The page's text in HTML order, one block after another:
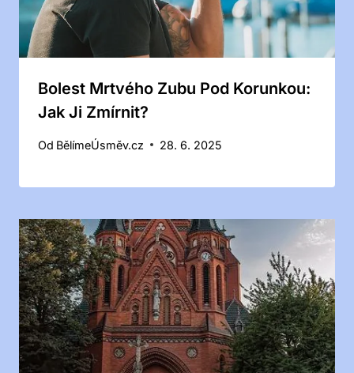
Bolest Mrtvého Zubu Pod Korunkou:
Jak Ji Zmírnit?
Od BělímeÚsměv.cz 28. 6. 2025